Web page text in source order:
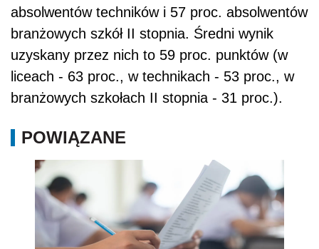
absolwentów techników i 57 proc. absolwentów
branżowych szkół II stopnia. Średni wynik
uzyskany przez nich to 59 proc. punktów (w
liceach - 63 proc., w technikach - 53 proc., w
branżowych szkołach II stopnia - 31 proc.).
POWIĄZANE